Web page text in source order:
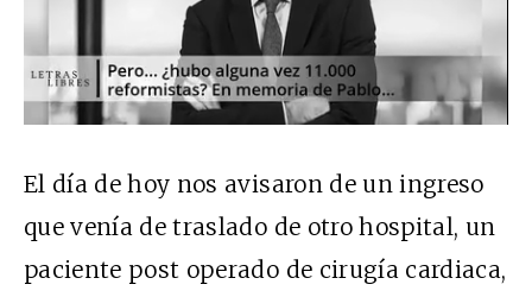
El día de hoy nos avisaron de un ingreso
que venía de traslado de otro hospital, un
paciente post operado de cirugía cardiaca,